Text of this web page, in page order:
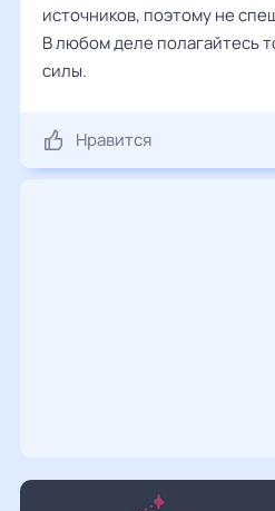
источников, поэтому не
В любом деле полагайтесь
силы.
Нравится